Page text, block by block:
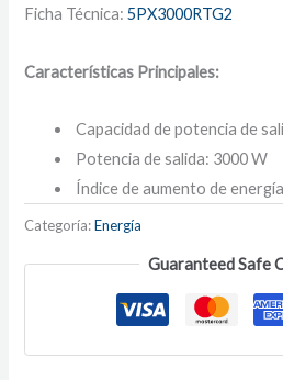
Ficha Técnica:5PX3000RTG2
Características Principales:
Capacidad de potencia de
Potencia de salida: 3000 W
Índice de aumento de
Categoría:Energía
Guaranteed Safe